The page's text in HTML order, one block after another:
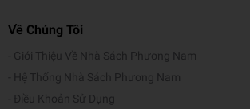
ô
dây chuyền hiện đại theo tiêu chuẩn
trắng đục như sữa kem và tính kết dính
tính chất đặc sệt đó, Keo sữa không lem
thấm như các loại hồ dán nước thông
Về Chúng Tôi
Giới Thiệu Về Nhà Sách Phương Nam
Hệ Thống Nhà Sách Phương Nam
Điều Khoản Sử Dụng